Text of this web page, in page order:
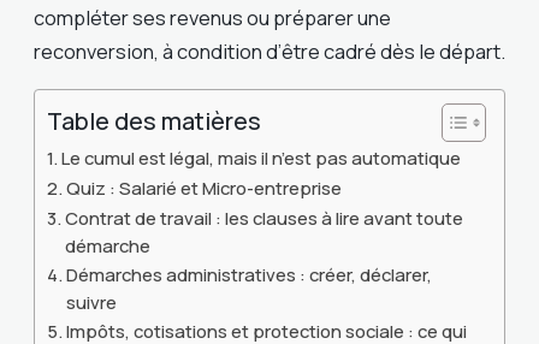
compléter ses revenus ou préparer une
reconversion, à condition d’être cadré dès le départ.
Table des matières
Le cumul est légal, mais il n’est pas automatique
Quiz : Salarié et Micro-entreprise
Contrat de travail : les clauses à lire avant toute
démarche
Démarches administratives : créer, déclarer,
suivre
Impôts, cotisations et protection sociale : ce qui